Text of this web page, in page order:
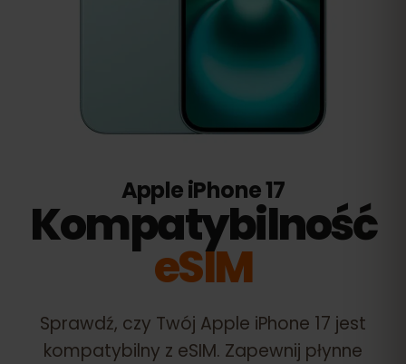
Apple iPhone 17
Kompatybilność
eSIM
Sprawdź, czy Twój Apple iPhone 17 jest
kompatybilny z eSIM. Zapewnij płynne